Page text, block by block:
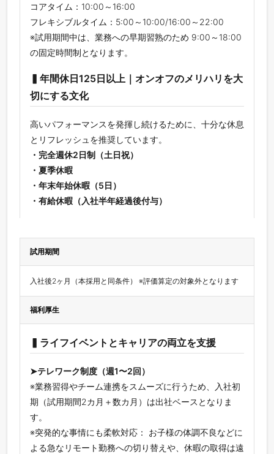
コアタイム：10:00～16:00
フレキシブルタイム：5:00～10:00/16:00～22:00
※試用期間中は、業務への早期習熟のため 9:00～18:00
の固定時間制となります。
▍年間休日125日以上｜オンオフのメリハリを大
切にする文化
高いパフォーマンスを発揮し続けるために、十分な休息
とリフレッシュを推奨しています。
・完全週休2⽇制（土日祝）
・夏季休暇
・年末年始休暇（5⽇）
・有給休暇（入社半年経過後付与）
試用期間
入社後2ヶ月（本採用と同条件） ※評価算定の対象外となります
福利厚生
▍ライフイベントとキャリアの両立を支援
➤テレワーク制度（週1〜2回）
※業務習得やチーム連携をスムーズに行うため、入社初
期（試用期間2カ月＋数カ月）は出社ベースとなりま
す。
※突発的な事情にも柔軟対応： お子様の体調不良などに
よる急なリモート勤務への切り替えや、休暇の取得は遠